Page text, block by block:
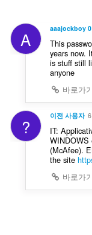
A aaajockboy 0
This
years now.
is stuff still
anyone
바로가기
? 이전 사용자
IT:
(McAfee).
the site
바로가기